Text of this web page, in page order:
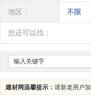
地区： 不限
四川
您还可以找：
建材网温馨提示： 请新老用户